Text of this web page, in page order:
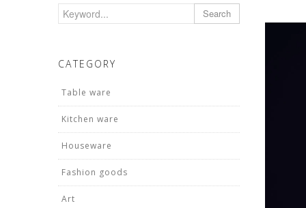
Search
CATEGORY
Table ware
Kitchen ware
Houseware
Fashion goods
Art